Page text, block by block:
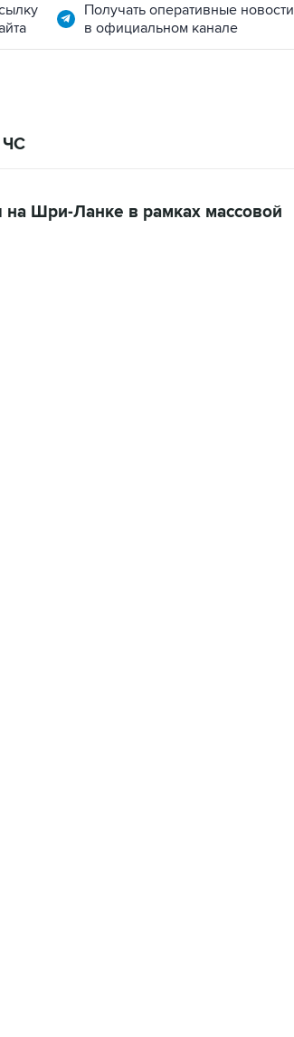
Получать оперативные новости
в официальном канале
ЧС
Шри-Ланке в рамках массовой